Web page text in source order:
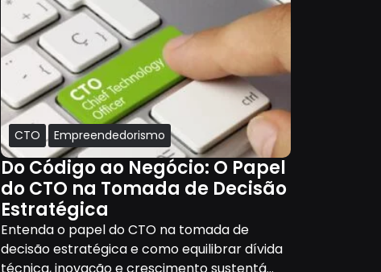
CTO Empreendedorismo
Do Código ao Negócio: O Papel
do CTO na Tomada de Decisão
Estratégica
Entenda o papel do CTO na tomada de
decisão estratégica e como equilibrar dívida
técnica, inovação e crescimento sustentá...